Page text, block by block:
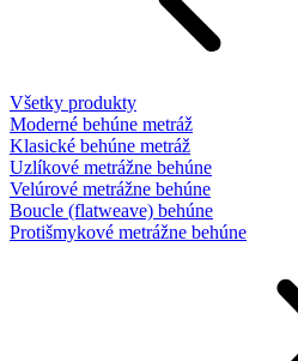
Všetky produkty
Moderné behúne metráž
Klasické behúne metráž
Uzlíkové metrážne behúne
Velúrové metrážne behúne
Boucle (flatweave) behúne
Protišmykové metrážne behúne